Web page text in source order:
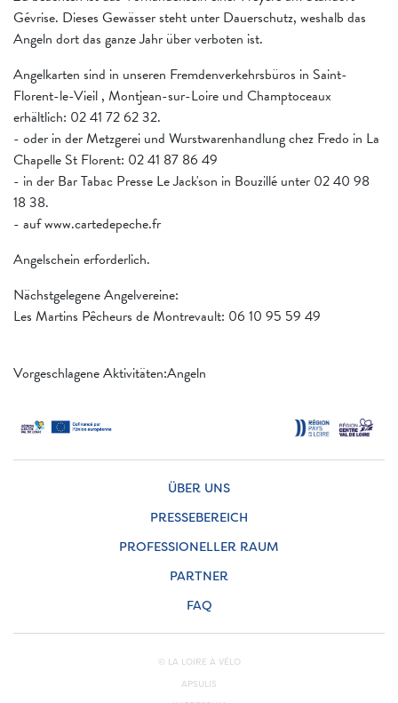
Gévrise. Dieses Gewässer steht unter Dauerschutz, weshalb das
Angeln dort das ganze Jahr über verboten ist.
Angelkarten sind in unseren Fremdenverkehrsbüros in Saint-
Florent-le-Vieil , Montjean-sur-Loire und Champtoceaux
erhältlich: 02 41 72 62 32.
- oder in der Metzgerei und Wurstwarenhandlung chez Fredo in La
Chapelle St Florent: 02 41 87 86 49
- in der Bar Tabac Presse Le Jack'son in Bouzillé unter 02 40 98
18 38.
- auf www.cartedepeche.fr
Angelschein erforderlich.
Nächstgelegene Angelvereine:
Les Martins Pêcheurs de Montrevault: 06 10 95 59 49
Vorgeschlagene Aktivitäten:Angeln
ÜBER UNS
PRESSEBEREICH
PROFESSIONELLER RAUM
PARTNER
FAQ
© LA LOIRE À VÉLO
APSULIS